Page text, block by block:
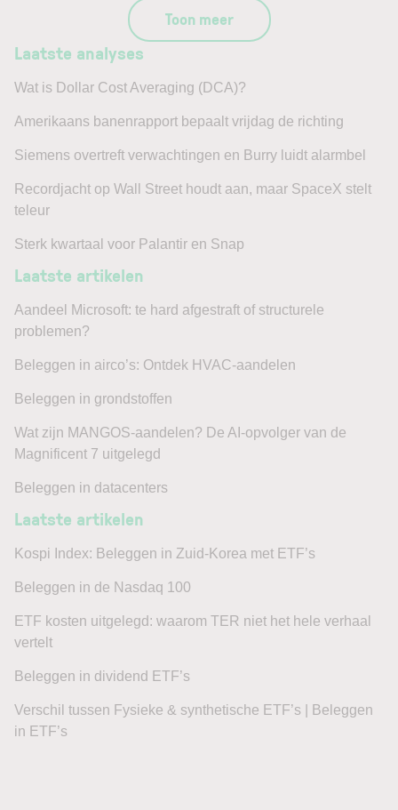
Toon meer
Laatste analyses
Wat is Dollar Cost Averaging (DCA)?
Amerikaans banenrapport bepaalt vrijdag de richting
Siemens overtreft verwachtingen en Burry luidt alarmbel
Recordjacht op Wall Street houdt aan, maar SpaceX stelt
teleur
Sterk kwartaal voor Palantir en Snap
Laatste artikelen
Aandeel Microsoft: te hard afgestraft of structurele
problemen?
Beleggen in airco’s: Ontdek HVAC-aandelen
Beleggen in grondstoffen
Wat zijn MANGOS-aandelen? De AI-opvolger van de
Magnificent 7 uitgelegd
Beleggen in datacenters
Laatste artikelen
Kospi Index: Beleggen in Zuid-Korea met ETF’s
Beleggen in de Nasdaq 100
ETF kosten uitgelegd: waarom TER niet het hele verhaal
vertelt
Beleggen in dividend ETF’s
Verschil tussen Fysieke & synthetische ETF’s | Beleggen
in ETF’s